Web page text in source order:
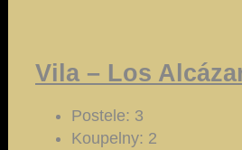
Vila – Los
Postele: 3
Koupelny: 2